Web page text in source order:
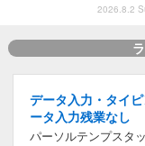
2026.8.2
データ入力・タイ
ータ入力残業なし
パーソルテンプスタ